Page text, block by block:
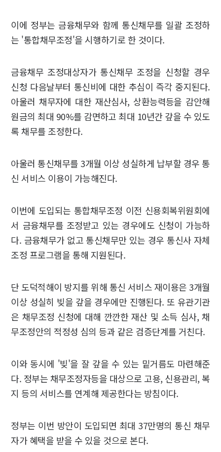
이에 정부는 금융채무와 함께 통신채무를 일괄 조정하
는 '통합채무조정'을 시행하기로 한 것이다.
금융채무 조정대상자가 통신채무 조정을 신청할 경우
신청 다음날부터 통신비에 대한 추심이 즉각 중지된다.
아울러 채무자에 대한 재산심사, 상환능력등을 감안해
원금의 최대 90%를 감면하고 최대 10년간 갚을 수 있도
록 채무를 조정한다.
아울러 통신채무를 3개월 이상 성실하게 납부할 경우 통
신 서비스 이용이 가능해진다.
이번에 도입되는 통합채무조정 이전 신용회복위원회에
서 금융채무를 조정받고 있는 경우에도 신청이 가능하
다. 금융채무가 없고 통신채무만 있는 경우 통신사 자체
조정 프로그램을 통해 지원된다.
단 도덕적해이 방지를 위해 통신 서비스 재이용은 3개월
이상 성실히 빚을 갚을 경우에만 진행된다. 또 유관기관
은 채무조정 신청에 대해 깐깐한 재산 및 소득 심사, 채
무조정안의 적정성 심의 등과 같은 검증단계를 거친다.
이와 동시에 '빚'을 잘 갚을 수 있는 밑거름도 마련해준
다. 정부는 채무조정자등을 대상으로 고용, 신용관리, 복
지 등의 서비스를 연계해 제공한다는 방침이다.
정부는 이번 방안이 도입되면 최대 37만명의 통신 채무
자가 혜택을 받을 수 있을 것으로 본다.